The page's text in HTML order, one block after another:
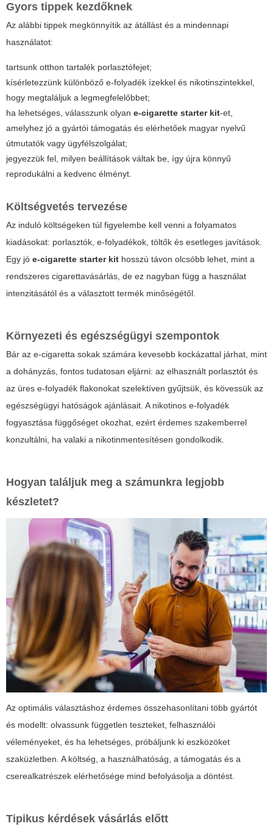
Gyors tippek kezdőknek
Az alábbi tippek megkönnyítik az átállást és a mindennapi
használatot:
tartsunk otthon tartalék porlasztófejet;
kísérletezzünk különböző e-folyadék ízekkel és nikotinszintekkel,
hogy megtaláljuk a legmegfelelőbbet;
ha lehetséges, válasszunk olyan e-cigarette starter kit-et,
amelyhez jó a gyártói támogatás és elérhetőek magyar nyelvű
útmutatók vagy ügyfélszolgálat;
jegyezzük fel, milyen beállítások váltak be, így újra könnyű
reprodukálni a kedvenc élményt.
Költségvetés tervezése
Az induló költségeken túl figyelembe kell venni a folyamatos
kiadásokat: porlasztók, e-folyadékok, töltők és esetleges javítások.
Egy jó e-cigarette starter kit hosszú távon olcsóbb lehet, mint a
rendszeres cigarettavásárlás, de ez nagyban függ a használat
intenzitásától és a választott termék minőségétől.
Környezeti és egészségügyi szempontok
Bár az e-cigaretta sokak számára kevesebb kockázattal járhat, mint
a dohányzás, fontos tudatosan eljárni: az elhasznált porlasztót és
az üres e-folyadék flakonokat szelektíven gyűjtsük, és kövessük az
egészségügyi hatóságok ajánlásait. A nikotinos e-folyadék
fogyasztása függőséget okozhat, ezért érdemes szakemberrel
konzultálni, ha valaki a nikotinmentesítésen gondolkodik.
Hogyan találjuk meg a számunkra legjobb
készletet?
Az optimális választáshoz érdemes összehasonlítani több gyártót
és modellt: olvassunk független teszteket, felhasználói
véleményeket, és ha lehetséges, próbáljunk ki eszközöket
szaküzletben. A költség, a használhatóság, a támogatás és a
cserealkatrészek elérhetősége mind befolyásolja a döntést.
Tipikus kérdések vásárlás előtt